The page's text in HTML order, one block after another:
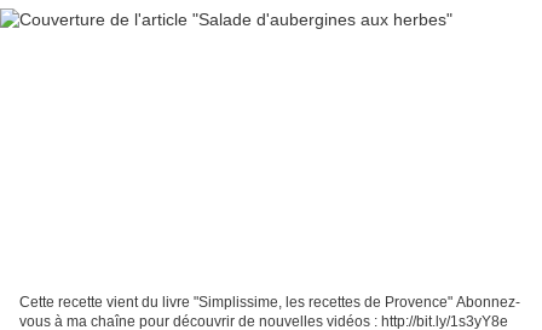
Cette recette vient du livre "Simplissime, les recettes de Provence" Abonnez-
vous à ma chaîne pour découvrir de nouvelles vidéos : http://bit.ly/1s3yY8e